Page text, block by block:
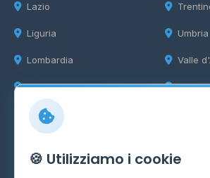
Lazio
Liguria
Lombardia
Marche
Umbria
Valle
Veneto
Info
Cos'è il GPL
🍪 Utilizziamo i cookie